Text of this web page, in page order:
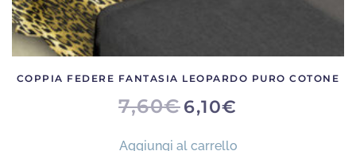
COPPIA FEDERE FANTASIA LEOPARDO PURO COTONE
7,60€ IL
PREZZO
6,10€
Aggiungi al carrello